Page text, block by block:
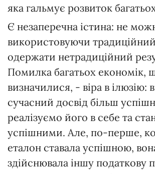
яка гальмує розвиток
Є незаперечна істина: не
використовуючи традиційний
одержати нетрадиційний
Помилка багатьох економік,
визначилися, - віра в ілюзію:
сучасний досвід більш
реалізуємо його в себе та
успішними. Але, по-перше,
еталон ставала успішною,
здійснювала іншу податкову